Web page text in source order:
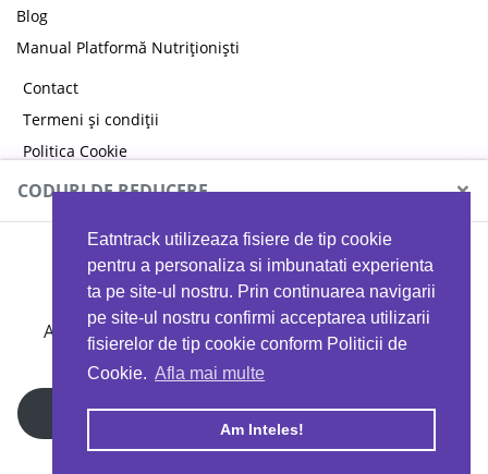
Eatntrack utilizeaza fisiere de tip cookie
pentru a personaliza si imbunatati experienta
ta pe site-ul nostru. Prin continuarea navigarii
pe site-ul nostru confirmi acceptarea utilizarii
fisierelor de tip cookie conform Politicii de
Cookie. Afla mai multe
Am Inteles!
Blog
Manual Platformă Nutriționiști
Contact
Termeni și condiții
Politica Cookie
Politica de confidențialitate
Copyright © 2026 EAT & TRACK S.R.L
CODURI DE REDUCERE ×
MYPROTEIN
Ai 40%reducere la orice comandă folosind codul
EATTRACK
Profită acum